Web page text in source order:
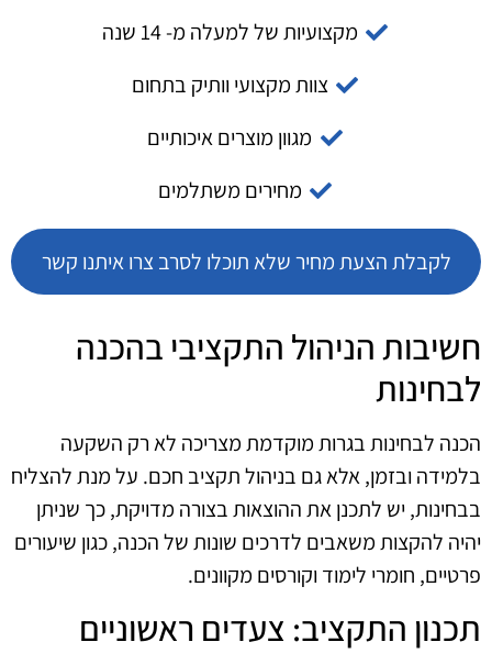
מקצועיות של למעלה מ- 14 שנה
צוות מקצועי וותיק בתחום
מגוון מוצרים איכותיים
מחירים משתלמים
לקבלת הצעת מחיר שלא תוכלו לסרב צרו איתנו קשר
חשיבות הניהול התקציבי בהכנה
לבחינות
הכנה לבחינות בגרות מוקדמת מצריכה לא רק השקעה
בלמידה ובזמן, אלא גם בניהול תקציב חכם. על מנת להצליח
בבחינות, יש לתכנן את ההוצאות בצורה מדויקת, כך שניתן
יהיה להקצות משאבים לדרכים שונות של הכנה, כגון שיעורים
פרטיים, חומרי לימוד וקורסים מקוונים.
תכנון התקציב: צעדים ראשוניים